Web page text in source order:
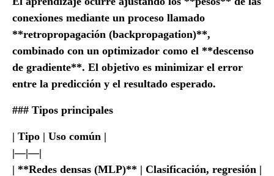
conexiones mediante un proceso llamado
**retropropagación (backpropagation)**,
combinado con un optimizador como el **descenso
de gradiente**. El objetivo es minimizar el error
entre la predicción y el resultado esperado.
### Tipos principales
| Tipo | Uso común |
|—|—|
| **Redes densas (MLP)** | Clasificación, regresión |